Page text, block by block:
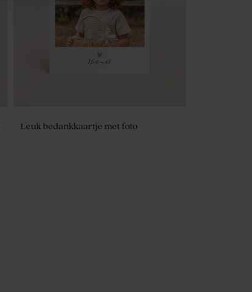
Leuk bedankkaartje met foto